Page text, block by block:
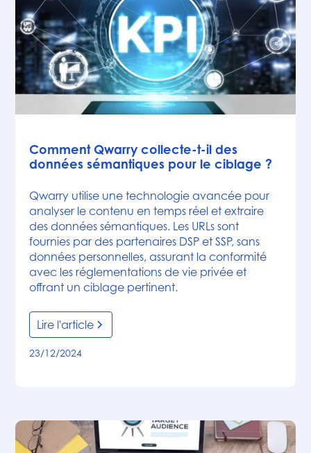
Comment Qwarry collecte-t-il des
données sémantiques pour le ciblage ?
Qwarry utilise une technologie avancée pour
analyser le contenu en temps réel et extraire
des données sémantiques. Les URLs sont
fournies par des partenaires DSP et SSP, sans
données personnelles, assurant la conformité
avec les réglementations de vie privée et
offrant un ciblage pertinent.
Lire l'article
23/12/2024